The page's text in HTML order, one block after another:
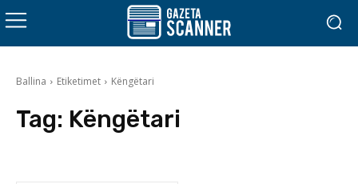
Ballina Etiketimet Këngëtari
Tag: Këngëtari